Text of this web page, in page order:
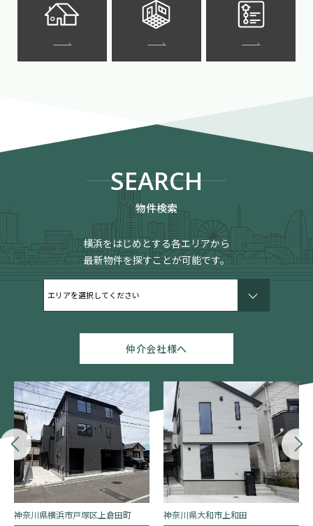
SEARCH
物件検索
横浜をはじめとする各エリアから
最新物件を探すことが可能です。
仲介会社様へ
神奈川県横浜市戸塚区上倉田町 神奈川県大和市上和田